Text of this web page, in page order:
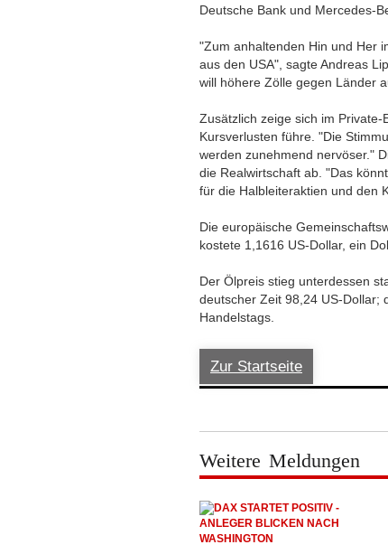
Deutsche Bank und Mercedes-
"Zum anhaltenden Hin und Her
aus den USA", sagte Andreas
will höhere Zölle gegen Länder
Zusätzlich zeige sich im
Kursverlusten führe. "Die
werden zunehmend nervöser."
die Realwirtschaft ab. "Das
für die Halbleiteraktien und den
Die europäische
kostete 1,1616 US-Dollar, ein
Der Ölpreis stieg unterdessen
deutscher Zeit 98,24 US-Dollar;
Handelstags.
Zur Startseite
Weitere Meldungen